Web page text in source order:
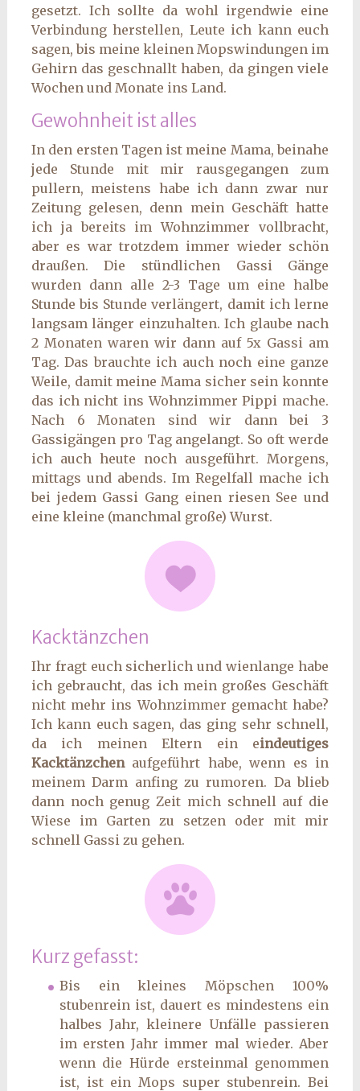
gesetzt. Ich sollte da wohl irgendwie eine
Verbindung herstellen, Leute ich kann euch
sagen, bis meine kleinen Mopswindungen im
Gehirn das geschnallt haben, da gingen viele
Wochen und Monate ins Land.
Gewohnheit ist alles
In den ersten Tagen ist meine Mama, beinahe
jede Stunde mit mir rausgegangen zum
pullern, meistens habe ich dann zwar nur
Zeitung gelesen, denn mein Geschäft hatte
ich ja bereits im Wohnzimmer vollbracht,
aber es war trotzdem immer wieder schön
draußen. Die stündlichen Gassi Gänge
wurden dann alle 2-3 Tage um eine halbe
Stunde bis Stunde verlängert, damit ich lerne
langsam länger einzuhalten. Ich glaube nach
2 Monaten waren wir dann auf 5x Gassi am
Tag. Das brauchte ich auch noch eine ganze
Weile, damit meine Mama sicher sein konnte
das ich nicht ins Wohnzimmer Pippi mache.
Nach 6 Monaten sind wir dann bei 3
Gassigängen pro Tag angelangt. So oft werde
ich auch heute noch ausgeführt. Morgens,
mittags und abends. Im Regelfall mache ich
bei jedem Gassi Gang einen riesen See und
eine kleine (manchmal große) Wurst.
Kacktänzchen
Ihr fragt euch sicherlich und wienlange habe
ich gebraucht, das ich mein großes Geschäft
nicht mehr ins Wohnzimmer gemacht habe?
Ich kann euch sagen, das ging sehr schnell,
da ich meinen Eltern ein eindeutiges
Kacktänzchenaufgeführt habe, wenn es in
meinem Darm anfing zu rumoren. Da blieb
dann noch genug Zeit mich schnell auf die
Wiese im Garten zu setzen oder mit mir
schnell Gassi zu gehen.
Kurz gefasst:
Bis ein kleines Möpschen 100%
stubenrein ist, dauert es mindestens ein
halbes Jahr, kleinere Unfälle passieren
im ersten Jahr immer mal wieder. Aber
wenn die Hürde ersteinmal genommen
ist, ist ein Mops super stubenrein. Bei